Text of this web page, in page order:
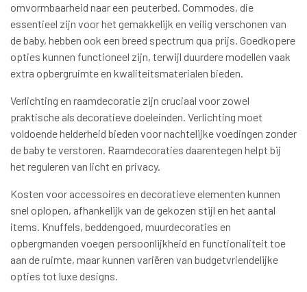
omvormbaarheid naar een peuterbed. Commodes, die
essentieel zijn voor het gemakkelijk en veilig verschonen van
de baby, hebben ook een breed spectrum qua prijs. Goedkopere
opties kunnen functioneel zijn, terwijl duurdere modellen vaak
extra opbergruimte en kwaliteitsmaterialen bieden.
Verlichting en raamdecoratie zijn cruciaal voor zowel
praktische als decoratieve doeleinden. Verlichting moet
voldoende helderheid bieden voor nachtelijke voedingen zonder
de baby te verstoren. Raamdecoraties daarentegen helpt bij
het reguleren van licht en privacy.
Kosten voor accessoires en decoratieve elementen kunnen
snel oplopen, afhankelijk van de gekozen stijl en het aantal
items. Knuffels, beddengoed, muurdecoraties en
opbergmanden voegen persoonlijkheid en functionaliteit toe
aan de ruimte, maar kunnen variëren van budgetvriendelijke
opties tot luxe designs.